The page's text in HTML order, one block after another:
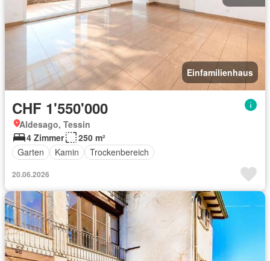
Einfamilienhaus
CHF 1'550'000
Aldesago, Tessin
4 Zimmer
250 m²
Garten
Kamin Trockenbereich
20.06.2026